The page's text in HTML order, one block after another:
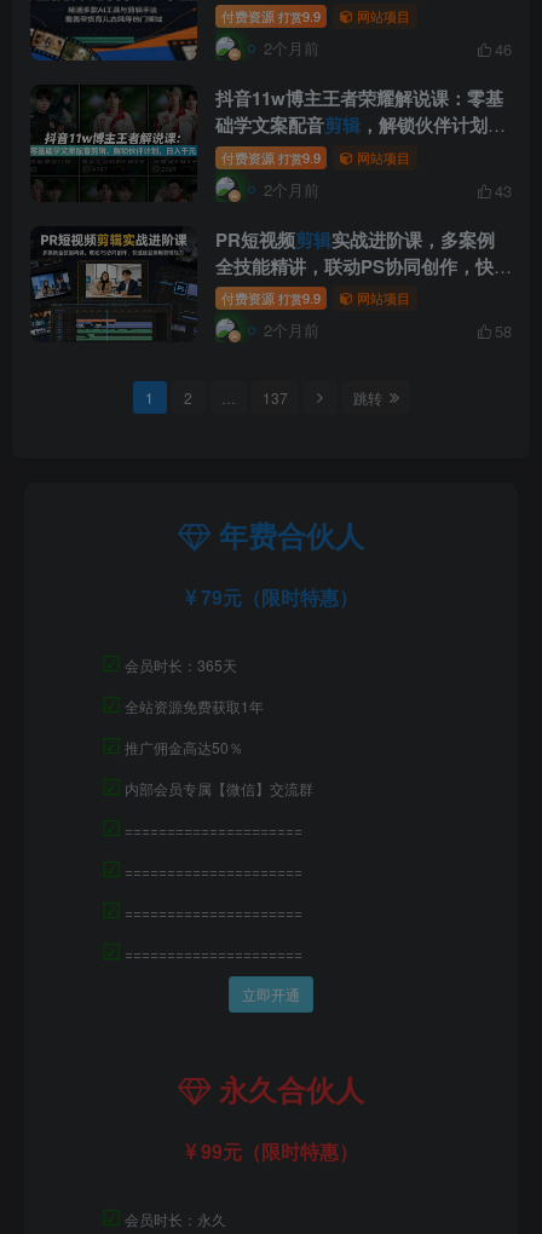
等热门领域
付费资源 打赏9.9 网站项目
2个月前 46
抖音11w博主王者荣耀解说课：零基
础学文案配音剪辑 ，解锁伙伴计划，
日入千元
付费资源 打赏9.9 网站项目
2个月前 43
PR短视频剪辑实战进阶课，多案例
全技能精讲，联动PS协同创作，快速
练就商用剪辑能力
付费资源 打赏9.9 网站项目
2个月前 58
1 2 137 跳转
年费合伙人
79元（限时特惠）
☑ 会员时长：365天
☑ 全站资源免费获取1年
☑ 推广佣金高达50％
☑ 内部会员专属【微信】交流群
☑ =====================
☑ =====================
☑ =====================
☑ =====================
立即开通
永久合伙人
99元（限时特惠）
☑ 会员时长：永久